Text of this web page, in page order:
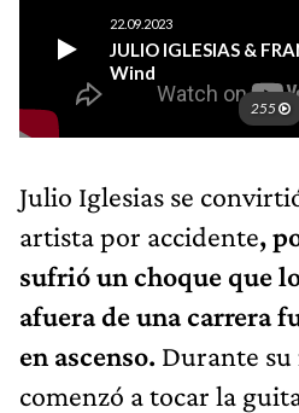
Julio Iglesias se
artista por accidente,
sufrió un choque que
afuera de una carrera
en ascenso. Durante su
comenzó a tocar la